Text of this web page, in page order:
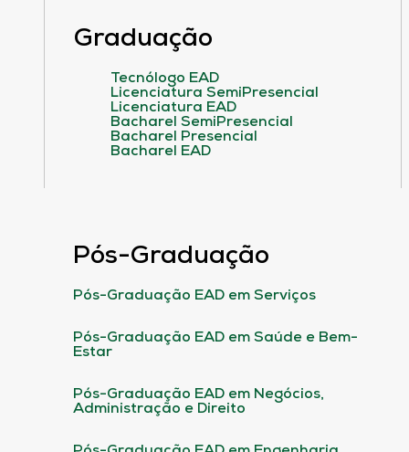
Graduação
Tecnólogo EAD
Licenciatura SemiPresencial
Licenciatura EAD
Bacharel SemiPresencial
Bacharel Presencial
Bacharel EAD
Pós-Graduação
Pós-Graduação EAD em Serviços
Pós-Graduação EAD em Saúde e Bem-
Estar
Pós-Graduação EAD em Negócios,
Administração e Direito